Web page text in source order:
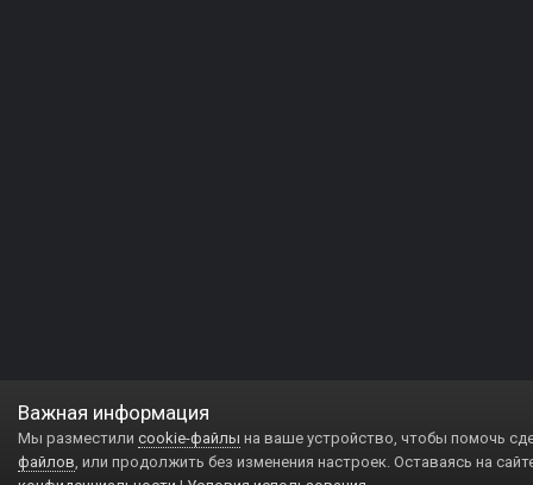
Важная информация
Мы разместили cookie-файлы на ваше устройство, чтобы помочь
файлов, или продолжить без изменения настроек. Оставаясь на